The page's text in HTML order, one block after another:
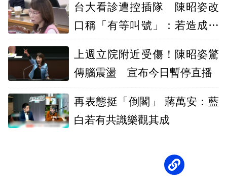
台大看診遭控插隊 陳昭姿改
口稱「有等叫號」：若造成誤
上週立院附近受傷！陳昭姿驚
傳腦震盪 宣布今日暫停直播
再表態挺「倒閣」 蔣萬安：藍
白若有共識樂觀其成